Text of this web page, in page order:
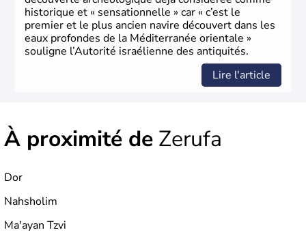
historique et « sensationnelle » car « c’est le
premier et le plus ancien navire découvert dans les
eaux profondes de la Méditerranée orientale »
souligne l’Autorité israélienne des antiquités.
Lire l'article
À proximité de Zerufa
Dor
Nahsholim
Ma'ayan Tzvi